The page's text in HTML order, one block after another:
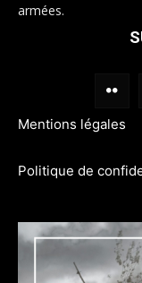
armées.
Mentions légales
Politique de